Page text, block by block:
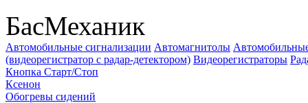
БасМеханик
Автомобильные сигнализации Автомагнитолы
(видеорегистратор с радар-детектором) Видеорегистраторы
Кнопка Старт/Стоп
Ксенон
Обогревы сидений